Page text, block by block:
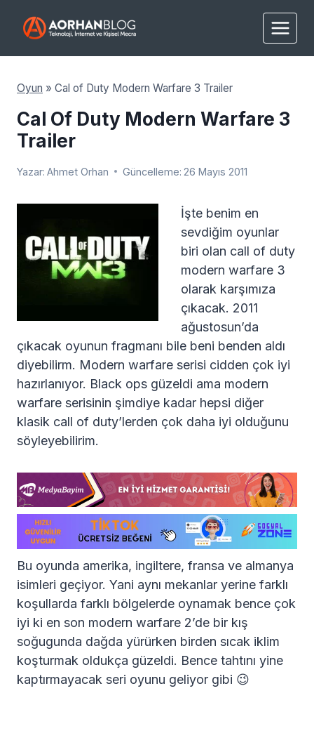
Oyun » Cal of Duty Modern Warfare 3 Trailer
Cal Of Duty Modern Warfare 3
Trailer
Yazar: Ahmet Orhan Güncelleme: 26 Mayıs 2011
İşte benim en
sevdiğim oyunlar
biri olan call of duty
modern warfare 3
olarak karşımıza
çıkacak. 2011
ağustosun’da
çıkacak oyunun fragmanı bile beni benden aldı
diyebilirm. Modern warfare serisi cidden çok iyi
hazırlanıyor. Black ops güzeldi ama modern
warfare serisinin şimdiye kadar hepsi diğer
klasik call of duty’lerden çok daha iyi olduğunu
söyleyebilirim.
Bu oyunda amerika, ingiltere, fransa ve almanya
isimleri geçiyor. Yani aynı mekanlar yerine farklı
koşullarda farklı bölgelerde oynamak bence çok
iyi ki en son modern warfare 2’de bir kış
soğugunda dağda yürürken birden sıcak iklim
koşturmak oldukça güzeldi. Bence tahtını yine
kaptırmayacak seri oyunu geliyor gibi 😉